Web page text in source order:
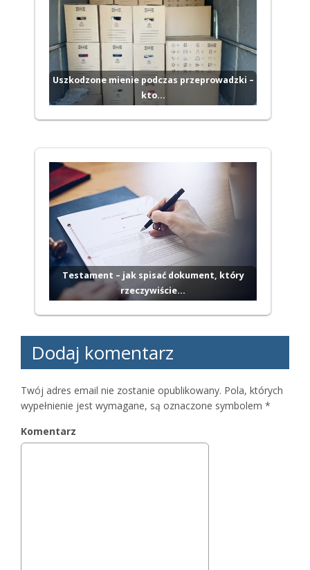
Uszkodzone mienie podczas przeprowadzki –
kto…
Testament – jak spisać dokument, który
rzeczywiście…
Dodaj komentarz
Twój adres email nie zostanie opublikowany. Pola, których
wypełnienie jest wymagane, są oznaczone symbolem *
Komentarz